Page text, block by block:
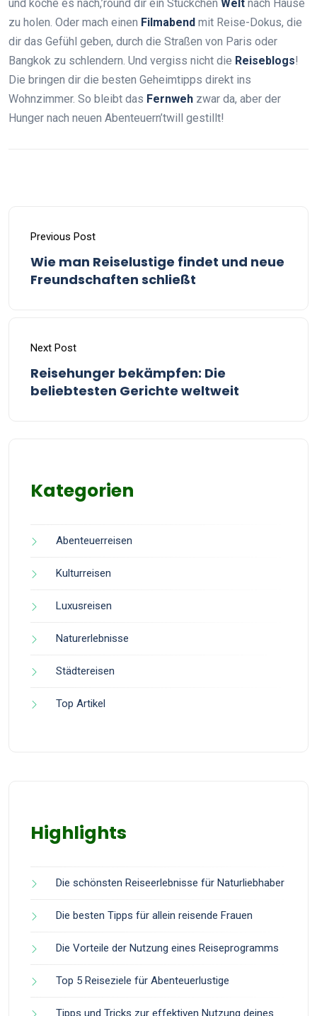
und koche es nach,’round dir ein Stückchen Welt nach Hause
zu holen. Oder mach einen Filmabend mit Reise-Dokus, die
dir das Gefühl geben, durch die Straßen von Paris oder
Bangkok zu schlendern. Und vergiss nicht die Reiseblogs!
Die bringen dir die besten Geheimtipps direkt ins
Wohnzimmer. So bleibt das Fernweh zwar da, aber der
Hunger nach neuen Abenteuern’twill gestillt!
Previous Post
Wie man Reiselustige findet und neue
Freundschaften schließt
Next Post
Reisehunger bekämpfen: Die
beliebtesten Gerichte weltweit
Kategorien
Abenteuerreisen
Kulturreisen
Luxusreisen
Naturerlebnisse
Städtereisen
Top Artikel
Highlights
Die schönsten Reiseerlebnisse für Naturliebhaber
Die besten Tipps für allein reisende Frauen
Die Vorteile der Nutzung eines Reiseprogramms
Top 5 Reiseziele für Abenteuerlustige
Tipps und Tricks zur effektiven Nutzung deines